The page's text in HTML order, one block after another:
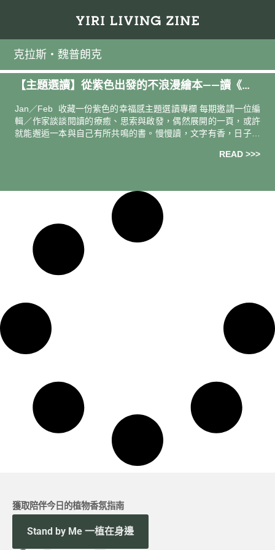
克拉斯・魏普朗克
【主題選讀】從紫色出發的不浪漫繪本——讀《最
Jan／Feb 收藏一份紫色的幸福感主題選讀專欄 每期邀請一位編
輯／作家談談閱讀的療癒、思索與啟發，偶然展開的一頁，或許
就能邂逅一本與自己有所共鳴的書。慢慢讀，文字有香，日子更
READ >>>
獲取陪伴今日的植物香氛指南
Stand by Me 一植在身邊